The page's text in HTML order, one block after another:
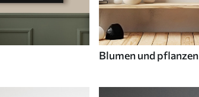
Blumen und pflanzen